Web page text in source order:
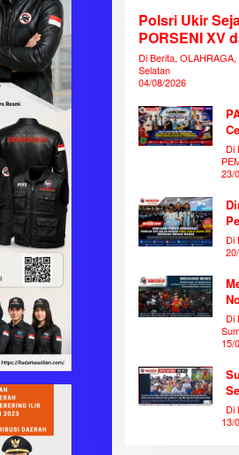
Polsri Ukir
PORSENI XV
Secara
Di Berita,
Selatan
04/08/2026
Di
23/
Di
Di
15/
Di
13/